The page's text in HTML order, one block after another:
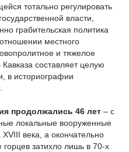
тотально регулировать
власти,
грабительская политика
местного
и тяжелое
составляет целую
в историографии
продолжались 46 лет – с
локальные вооруженные
века, а окончательно
горцев затихло лишь в 70-х